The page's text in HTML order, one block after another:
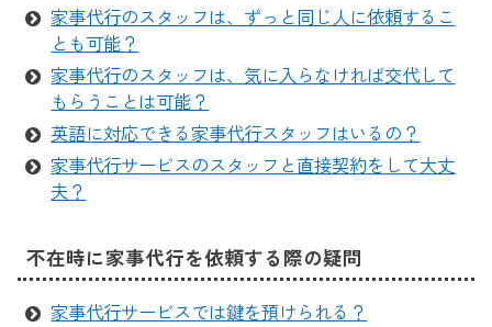
家事代行のスタッフは、ずっと同じ人に依頼するこ
とも可能？
家事代行のスタッフは、気に入らなければ交代して
もらうことは可能？
英語に対応できる家事代行スタッフはいるの？
家事代行サービスのスタッフと直接契約をして大丈
夫？
不在時に家事代行を依頼する際の疑問
家事代行サービスでは鍵を預けられる？